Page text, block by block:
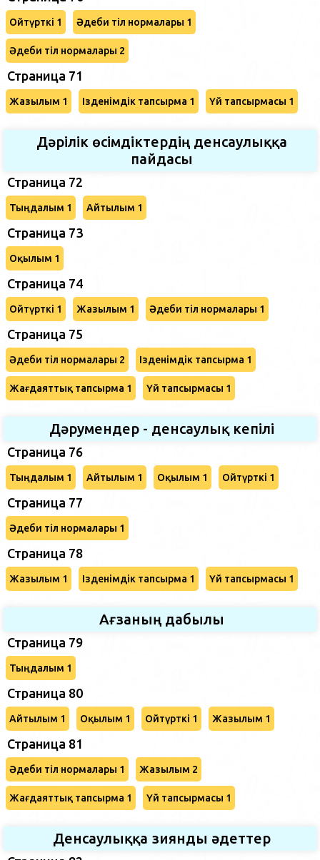
Ойтүрткі 1 Әдеби тіл нормалары 1
Әдеби тіл нормалары 2
Страница 71
Жазылым 1 Ізденімдік тапсырма 1 Үй тапсырмасы 1
Дәрілік өсімдіктердің денсаулыққа
пайдасы
Страница 72
Тыңдалым 1 Айтылым 1
Страница 73
Оқылым 1
Страница 74
Ойтүрткі 1 Жазылым 1 Әдеби тіл нормалары 1
Страница 75
Әдеби тіл нормалары 2 Ізденімдік тапсырма 1
Жағдаяттық тапсырма 1 Үй тапсырмасы 1
Дәрумендер - денсаулық кепілі
Страница 76
Тыңдалым 1 Айтылым 1 Оқылым 1 Ойтүрткі 1
Страница 77
Әдеби тіл нормалары 1
Страница 78
Жазылым 1 Ізденімдік тапсырма 1 Үй тапсырмасы 1
Ағзаның дабылы
Страница 79
Тыңдалым 1
Страница 80
Айтылым 1 Оқылым 1 Ойтүрткі 1 Жазылым 1
Страница 81
Әдеби тіл нормалары 1 Жазылым 2
Жағдаяттық тапсырма 1 Үй тапсырмасы 1
Денсаулыққа зиянды әдеттер